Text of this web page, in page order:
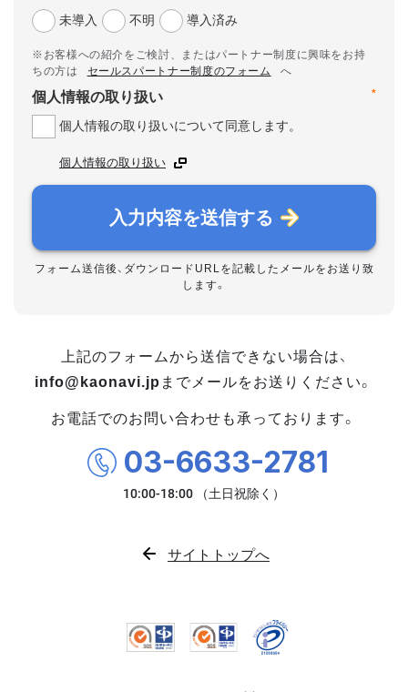
未導入
不明 導入済み
※お客様への紹介をご検討、またはパートナー制度に興味をお持
ちの方は
セールスパートナー制度のフォーム
へ
*
個人情報の取り扱い
個人情報の取り扱いについて同意します。
個人情報の取り扱い
入力内容を送信する
フォーム送信後、ダウンロードURLを記載したメールをお送り致
します。
上記のフォームから送信できない場合は、
info@kaonavi.jp までメールをお送りください。
お電話でのお問い合わせも承っております。
03-6633-2781
サイトトップへ